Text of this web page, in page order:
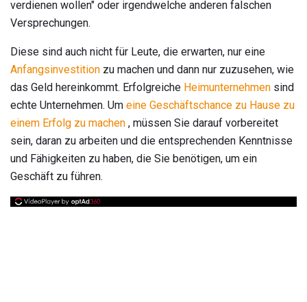
verdienen wollen" oder irgendwelche anderen falschen
Versprechungen.
Diese sind auch nicht für Leute, die erwarten, nur eine
Anfangsinvestition zu machen und dann nur zuzusehen, wie
das Geld hereinkommt. Erfolgreiche Heimunternehmen sind
echte Unternehmen. Um eine Geschäftschance zu Hause zu
einem Erfolg zu machen , müssen Sie darauf vorbereitet
sein, daran zu arbeiten und die entsprechenden Kenntnisse
und Fähigkeiten zu haben, die Sie benötigen, um ein
Geschäft zu führen.